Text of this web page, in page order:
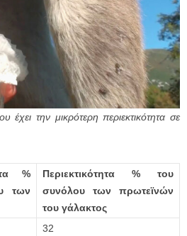
έχει την μικρότερη περιεκτικότητα σε
%
των
Περιεκτικότητα % του
συνόλου των πρωτεϊνών
του γάλακτος
32